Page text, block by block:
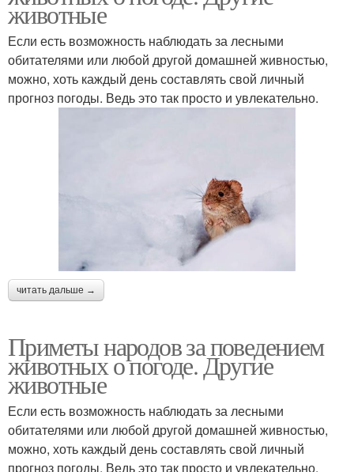
животные
Если есть возможность наблюдать за лесными
обитателями или любой другой домашней живностью,
можно, хоть каждый день составлять свой личный
прогноз погоды. Ведь это так просто и увлекательно.
читать дальше →
Приметы народов за поведением
животных о погоде. Другие
животные
Если есть возможность наблюдать за лесными
обитателями или любой другой домашней живностью,
можно, хоть каждый день составлять свой личный
прогноз погоды. Ведь это так просто и увлекательно.